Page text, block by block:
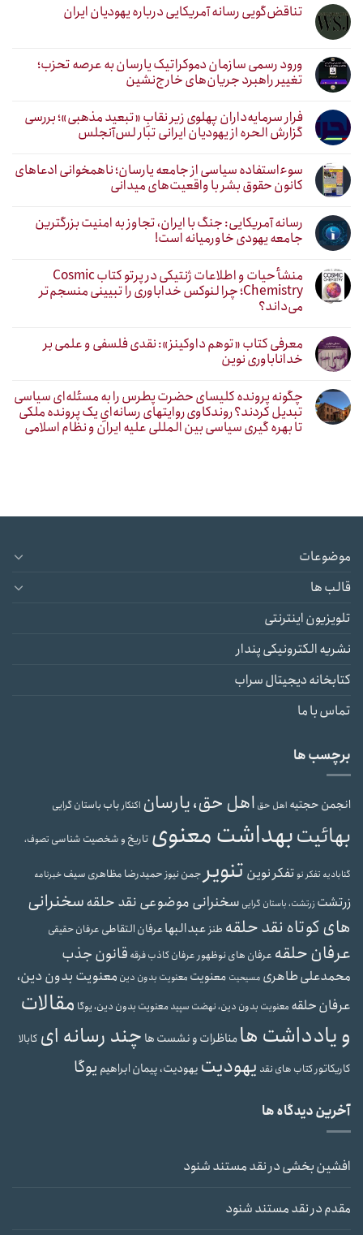
تناقض‌گویی رسانه آمریکایی درباره یهودیان ایران
ورود رسمی سازمان دموکراتیک یارسان به عرصه تحزب؛
تغییر راهبرد جریان‌های خارج‌نشین
فرار سرمایه‌داران پهلوی زیر نقابِ «تبعید مذهبی»؛ بررسی
گزارش الحره از یهودیان ایرانی تبار لس‌آنجلس
سوءاستفاده سیاسی از جامعه یارسان؛ ناهمخوانی ادعاهای
کانون حقوق بشر با واقعیت‌های میدانی
رسانه آمریکایی: جنگ با ایران، تجاوز به امنیت بزرگترین
جامعه یهودی خاورمیانه است!
منشأ حیات و اطلاعات ژنتیکی در پرتو کتاب Cosmic
Chemistry؛ چرا لنوکس خداباوری را تبیینی منسجم‌تر
می‌داند؟
معرفی کتاب «توهم داوکینز»: نقدی فلسفی و علمی بر
خداناباوری نوین
چگونه پرونده کلیسای حضرت پطرس را به مسئله‌ای سیاسی
تبدیل کردند؟ روندکاوی روایتهای رسانه‌ایِ یک پرونده ملکی
تا بهره گیری سیاسی بین المللی علیه ایران و نظام اسلامی
موضوعات
قالب ها
تلویزیون اینترنتی
نشریه الکترونیکی پندار
کتابخانه دیجیتال سراب
تماس با ما
برچسب ها
انجمن حجتیه اهل حق اهل حق، یارسان اکنکارباب باستان گرایی
بهائیتبهداشت معنوی تاریخ و شخصیت شناسی تصوف،
گنابادیه تفکر نوتفکر نوین تنویر جمن نیوزحمیدرضا مظاهری سیفخبرنامه
زرتشت زرتشت، باستان گرایی سخنرانی موضوعی نقد حلقهسخنرانی
های کوتاه نقد حلقه طنزعبدالبهاعرفان التقاطی عرفان حقیقی
عرفان حلقه عرفان های نوظهورعرفان کاذبفرقه قانون جذب
محمدعلی طاهری مسیحیت معنویت معنویت بدون دین معنویت بدون دین،
عرفان حلقه معنویت بدون دین، نهضت سپیدمعنویت بدون دین، یوگا مقالات
و یادداشت هامناظرات و نشست ها چند رسانه ای کابالا
کاریکاتورکتاب های نقد یهودیت یهودیت، پیمان ابراهیم یوگا
آخرین دیدگاه ها
افشین بخشیدرنقد مستند شنود
مقدمدرنقد مستند شنود